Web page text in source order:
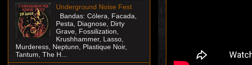
Underground Noise Fest
Bandas: Cólera, Facada,
Pesta, Diagnose, Dirty
Grave, Fossilization,
Krushhammer, Lasso,
Murderess, Neptunn, Plastique Noir,
Tantum, The H...